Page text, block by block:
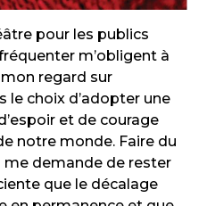
pour les publics
m’obligent à
regard sur
le choix d’adopter une
et de courage
notre monde. Faire du
demande de rester
que le décalage